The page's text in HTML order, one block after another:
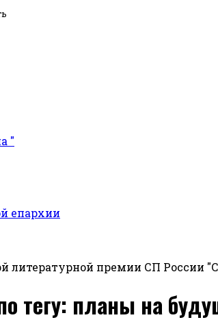
"
епархии
литературной премии СП России
тегу: планы на